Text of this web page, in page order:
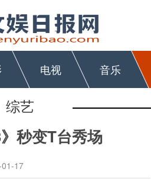
电视 音乐
综艺
秒变T台秀场
01-17